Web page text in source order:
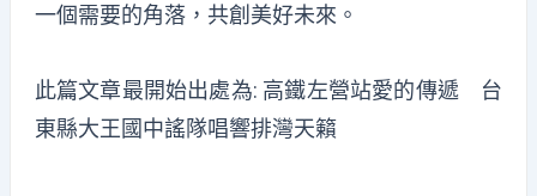
一個需要的角落，共創美好未來。
此篇文章最開始出處為: 高鐵左營站愛的傳遞 台
東縣大王國中謠隊唱響排灣天籟